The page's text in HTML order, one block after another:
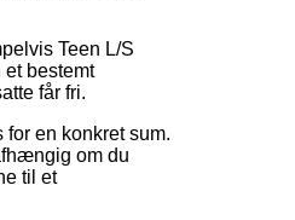
Teen L/S
et bestemt
får fri.
en konkret sum.
om du
til et